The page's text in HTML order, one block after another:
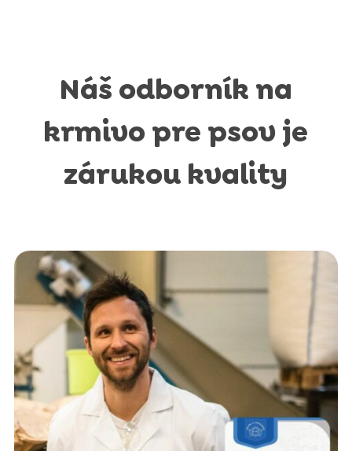
Náš odborník na
krmivo pre psov je
zárukou kvality